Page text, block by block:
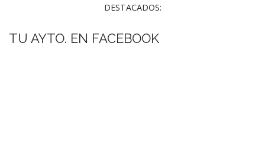
DESTACADOS:
TU AYTO. EN FACEBOOK